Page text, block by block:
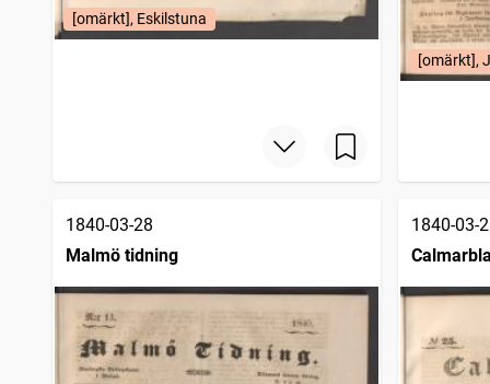
[omärkt], Eskilstuna
[omärkt],
1840-03-28
Malmö tidning
1840-03-